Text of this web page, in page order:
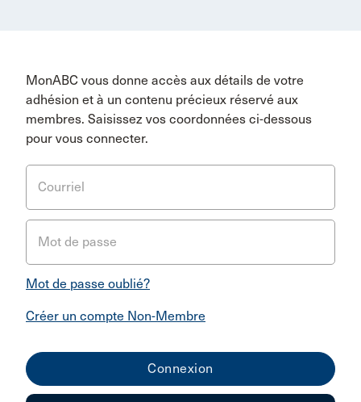
MonABC vous donne accès aux détails de votre
adhésion et à un contenu précieux réservé aux
membres. Saisissez vos coordonnées ci-dessous
pour vous connecter.
Courriel
Mot de passe
Mot de passe oublié?
Créer un compte Non-Membre